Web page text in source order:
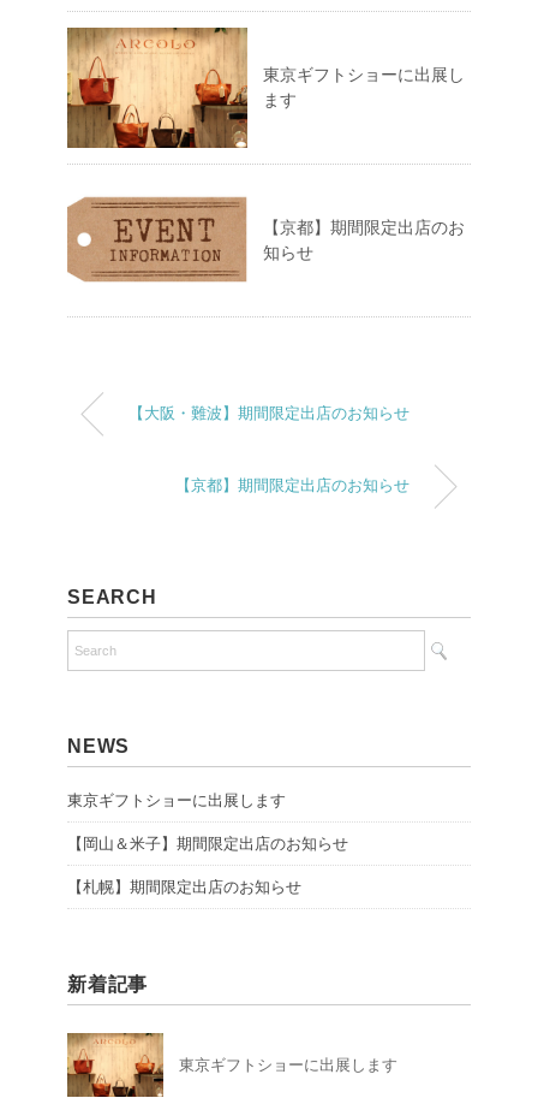
東京ギフトショーに出展し
ます
【京都】期間限定出店のお
知らせ
【大阪・難波】期間限定出店のお知らせ
【京都】期間限定出店のお知らせ
SEARCH
NEWS
東京ギフトショーに出展します
【岡山＆米子】期間限定出店のお知らせ
【札幌】期間限定出店のお知らせ
新着記事
東京ギフトショーに出展します